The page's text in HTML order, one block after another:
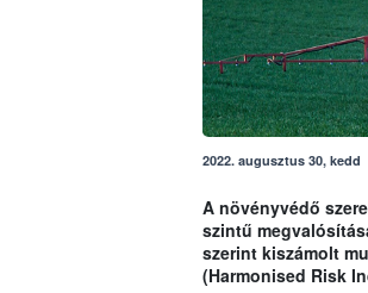
2022. augusztus 30, kedd
A növényvédő
szintű
szerint kiszámolt
(Harmonised Risk